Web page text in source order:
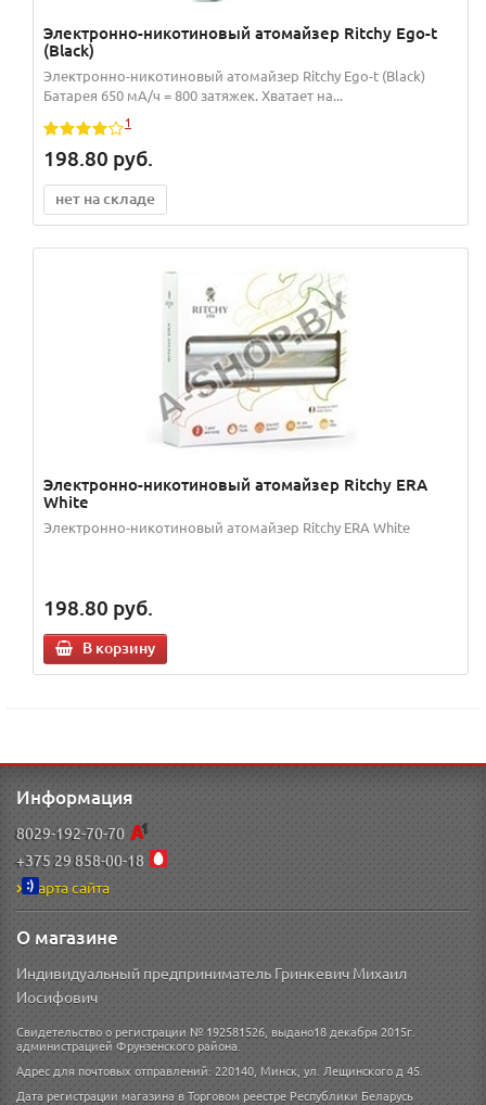
Электронно-никотиновый атомайзер Ritchy Ego-t
(Black)
Электронно-никотиновый атомайзер Ritchy Ego-t (Black)
Батарея 650 мА/ч = 800 затяжек. Хватает на...
1
198.80 руб.
нет на складе
Электронно-никотиновый атомайзер Ritchy ERA
White
Электронно-никотиновый атомайзер Ritchy ERA White
198.80 руб.
В корзину
Информация
8029-192-70-70
+375 29 858-00-18
Карта сайта
О магазине
Индивидуальный предприниматель Гринкевич Михаил
Иосифович
Свидетельство о регистрации № 192581526, выдано18 декабря 2015г.
администрацией Фрунзенского района.
Адрес для почтовых отправлений: 220140, Минск, ул. Лещинского д 45.
Дата регистрации магазина в Торговом реестре Республики Беларусь